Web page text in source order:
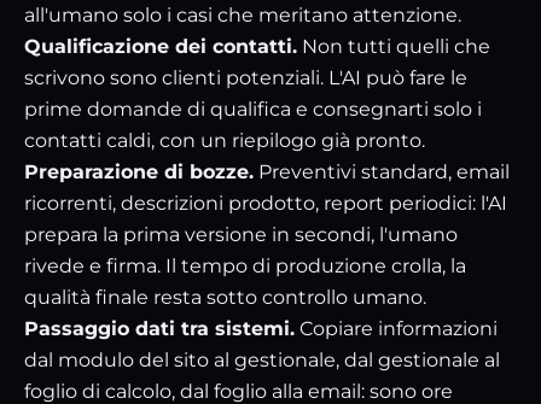
all'umano solo i casi che meritano attenzione.
Qualificazione dei contatti. Non tutti quelli che
scrivono sono clienti potenziali. L'AI può fare le
prime domande di qualifica e consegnarti solo i
contatti caldi, con un riepilogo già pronto.
Preparazione di bozze. Preventivi standard, email
ricorrenti, descrizioni prodotto, report periodici: l'AI
prepara la prima versione in secondi, l'umano
rivede e firma. Il tempo di produzione crolla, la
qualità finale resta sotto controllo umano.
Passaggio dati tra sistemi. Copiare informazioni
dal modulo del sito al gestionale, dal gestionale al
foglio di calcolo, dal foglio alla email: sono ore